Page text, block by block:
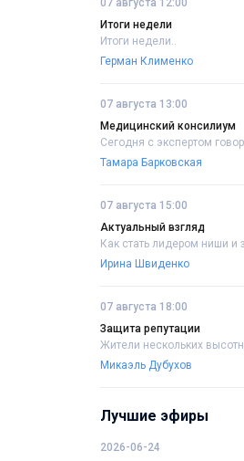
07 августа 12:00
Итоги недели
Итоги недели..
Герман Клименко
07 августа 13:00
Медицинский консилиум
Сегодня с экспертом
Тамара Барковская
07 августа 15:00
Актуальный взгляд
Как стать лидером ниши и
Ирина Швиденко
07 августа 18:00
Защита репутации
Жители нескольких
Микаэль Дубухов
Лучшие эфиры
2026-06-24